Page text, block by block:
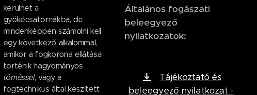
kerülhet a
gyökécsatornákba, de
mindenképpen számolni kell
egy következő alkalommal,
amikor a fogkorona ellátása
történik hagyományos
töméssel, vagy a
fogtechnikus által készített
Általános fogászati
beleegyező
nyilatkozatok:
Tájékoztató és
beleegyező nyilatkozat -